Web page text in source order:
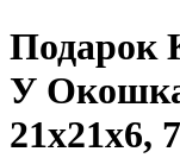
Подарок
У
21х21х6,